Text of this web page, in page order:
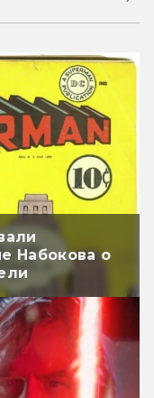
Набокова о